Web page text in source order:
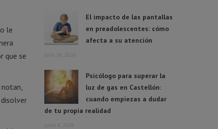
le
que se
notan,
El impacto de las pantallas
en preadolescentes: cómo
afecta a su atención
julio 16, 2026
Psicólogo para superar la
luz de gas en Castellón:
cuando empiezas a dudar
de tu propia realidad
junio 6, 2026